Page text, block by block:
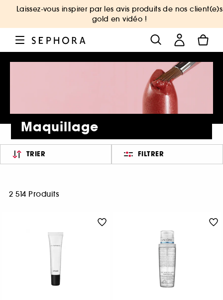
Laissez-vous inspirer par les avis produits de nos client(e)s
gold en vidéo !
Maquillage
TRIER FILTRER
2 514 Produits